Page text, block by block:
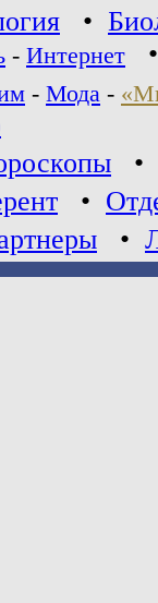
•
- Интернет
- Мода -
•
•
•